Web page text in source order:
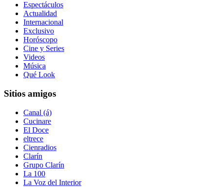
Espectáculos
Actualidad
Internacional
Exclusivo
Horóscopo
Cine y Series
Videos
Música
Qué Look
Sitios amigos
Canal (á)
Cucinare
El Doce
eltrece
Cienradios
Clarín
Grupo Clarín
La 100
La Voz del Interior